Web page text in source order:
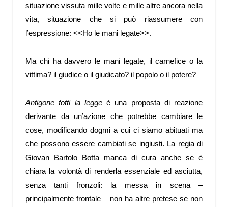
situazione vissuta mille volte e mille altre ancora nella
vita, situazione che si può riassumere con
l’espressione: <<Ho le mani legate>>.
Ma chi ha davvero le mani legate, il carnefice o la
vittima? il giudice o il giudicato? il popolo o il potere?
Antigone fotti la leggeè una proposta di reazione
derivante da un’azione che potrebbe cambiare le
cose, modificando dogmi a cui ci siamo abituati ma
che possono essere cambiati se ingiusti. La regia di
Giovan Bartolo Botta manca di cura anche se è
chiara la volontà di renderla essenziale ed asciutta,
senza tanti fronzoli: la messa in scena –
principalmente frontale – non ha altre pretese se non